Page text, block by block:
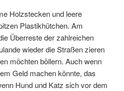
Holzstecken und leere
Plastikhütchen. Am
Überreste der zahlreichen
wieder die Straßen zieren
möchten böllern. Auch wenn
Geld machen könnte, das
Hund und Katz sich vor dem